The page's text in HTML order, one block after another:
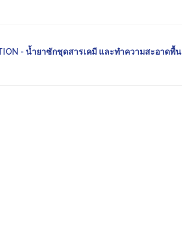
- น้ำยาซักชุดสารเคมี และทำความสะอาดพื้น